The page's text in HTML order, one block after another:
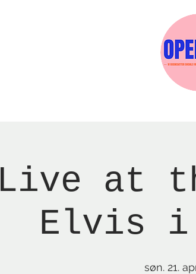
Live at
Elvis i
søn. 21.